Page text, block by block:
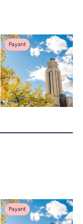
Payant
Payant